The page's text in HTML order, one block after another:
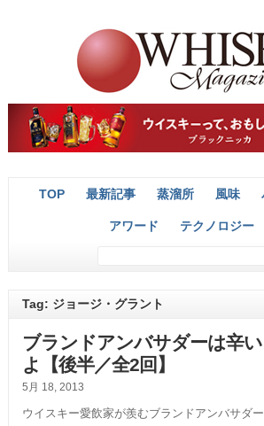
TOP 最新記事 蒸溜所 風味
アワード テクノロジー
Tag: ジョージ・グラント
ブランドアンバサダーは辛い
よ【後半／全2回】
5月 18, 2013
ウイスキー愛飲家が羨むブランドアンバサダー